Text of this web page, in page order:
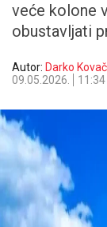
veće kolone
obustavljati
Autor: Darko
09.05.2026.
11:34